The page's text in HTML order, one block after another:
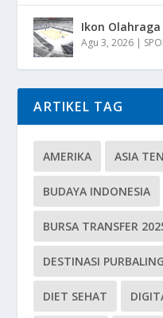
Ikon
Agu 3, 2026 |
ARTIKEL TAG
AMERIKA ASIA
BUDAYA INDONESIA
BURSA TRANSFER
DESTINASI
DIET SEHAT